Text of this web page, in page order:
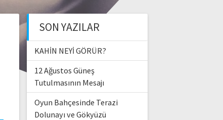
SON YAZILAR
KAHİN NEYİ GÖRÜR?
12 Ağustos Güneş
Tutulmasının Mesajı
Oyun Bahçesinde Terazi
Dolunayı ve Gökyüzü